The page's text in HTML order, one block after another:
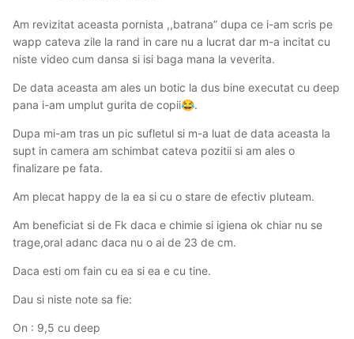
Am revizitat aceasta pornista ,,batrana” dupa ce i-am scris pe
wapp cateva zile la rand in care nu a lucrat dar m-a incitat cu
niste video cum dansa si isi baga mana la veverita.
De data aceasta am ales un botic la dus bine executat cu deep
pana i-am umplut gurita de copii😂.
Dupa mi-am tras un pic sufletul si m-a luat de data aceasta la
supt in camera am schimbat cateva pozitii si am ales o
finalizare pe fata.
Am plecat happy de la ea si cu o stare de efectiv pluteam.
Am beneficiat si de Fk daca e chimie si igiena ok chiar nu se
trage,oral adanc daca nu o ai de 23 de cm.
Daca esti om fain cu ea si ea e cu tine.
Dau si niste note sa fie:
On : 9,5 cu deep